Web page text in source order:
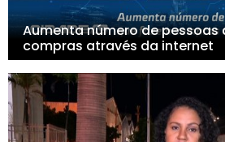
Aumenta número de pessoas
compras através da internet